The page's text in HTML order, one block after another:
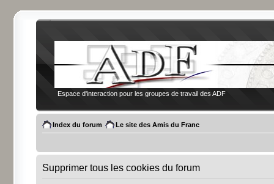
Espace d'interaction pour les groupes de travail des ADF
Index du forum Le site des Amis du Franc
Supprimer tous les cookies du forum